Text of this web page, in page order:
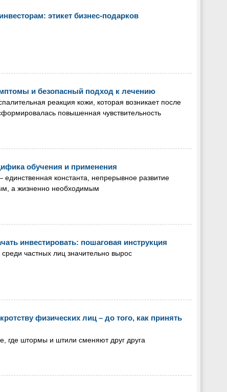
этикет бизнес-подарков
и безопасный подход к лечению
реакция кожи, которая возникает после
повышенная чувствительность
обучения и применения
константа, непрерывное развитие
а жизненно необходимым
инвестировать: пошаговая инструкция
частных лиц значительно вырос
физических лиц – до того, как принять
где штормы и штили сменяют друг друга